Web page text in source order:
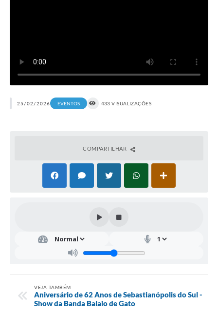
25/02/2026 EVENTOS 433 VISUALIZAÇÕES
COMPARTILHAR
VEJA TAMBÉM
Aniversário de 62 Anos de Sebastianópolis do Sul -
Show da Banda Balaio de Gato